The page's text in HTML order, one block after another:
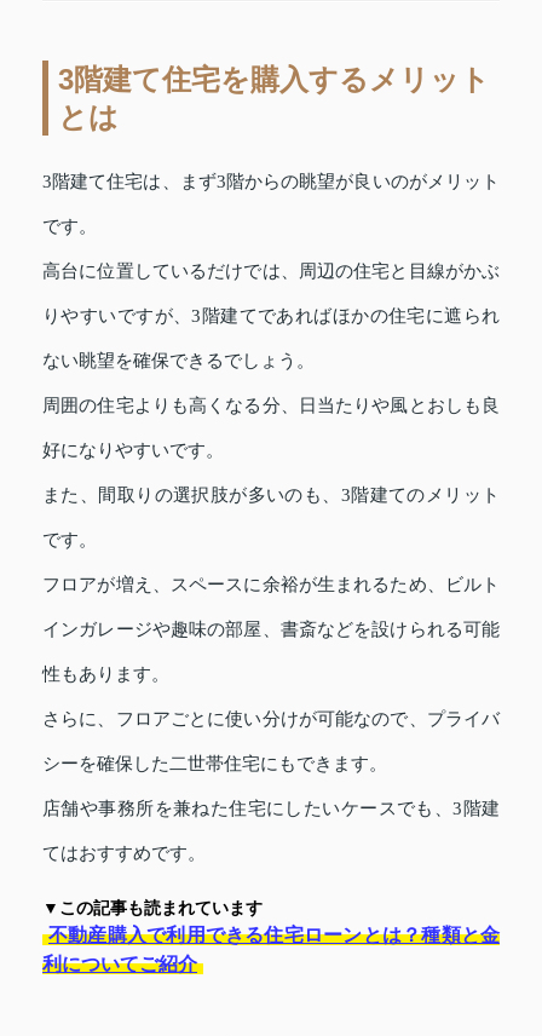
3階建て住宅を購入するメリット
とは
3階建て住宅は、まず3階からの眺望が良いのがメリット
です。
高台に位置しているだけでは、周辺の住宅と目線がかぶ
りやすいですが、3階建てであればほかの住宅に遮られ
ない眺望を確保できるでしょう。
周囲の住宅よりも高くなる分、日当たりや風とおしも良
好になりやすいです。
また、間取りの選択肢が多いのも、3階建てのメリット
です。
フロアが増え、スペースに余裕が生まれるため、ビルト
インガレージや趣味の部屋、書斎などを設けられる可能
性もあります。
さらに、フロアごとに使い分けが可能なので、プライバ
シーを確保した二世帯住宅にもできます。
店舗や事務所を兼ねた住宅にしたいケースでも、3階建
てはおすすめです。
▼この記事も読まれています
不動産購入で利用できる住宅ローンとは？種類と金
利についてご紹介